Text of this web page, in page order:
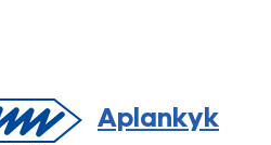
Aplankyk